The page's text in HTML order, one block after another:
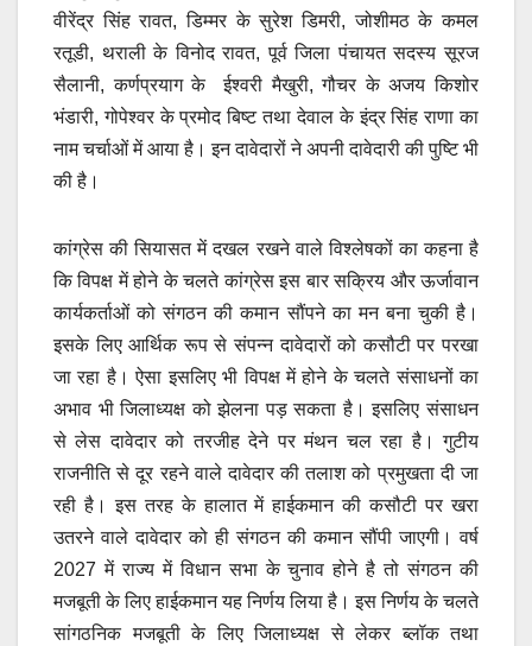
वीरेंद्र सिंह रावत, डिम्मर के सुरेश डिमरी, जोशीमठ के कमल
रतूडी, थराली के विनोद रावत, पूर्व जिला पंचायत सदस्य सूरज
सैलानी, कर्णप्रयाग के ईश्वरी मैखुरी, गौचर के अजय किशोर
भंडारी, गोपेश्वर के प्रमोद बिष्ट तथा देवाल के इंद्र सिंह राणा का
नाम चर्चाओं में आया है। इन दावेदारों ने अपनी दावेदारी की पुष्टि भी
की है।
कांग्रेस की सियासत में दखल रखने वाले विश्लेषकों का कहना है
कि विपक्ष में होने के चलते कांग्रेस इस बार सक्रिय और ऊर्जावान
कार्यकर्ताओं को संगठन की कमान सौंपने का मन बना चुकी है।
इसके लिए आर्थिक रूप से संपन्न दावेदारों को कसौटी पर परखा
जा रहा है। ऐसा इसलिए भी विपक्ष में होने के चलते संसाधनों का
अभाव भी जिलाध्यक्ष को झेलना पड़ सकता है। इसलिए संसाधन
से लेस दावेदार को तरजीह देने पर मंथन चल रहा है। गुटीय
राजनीति से दूर रहने वाले दावेदार की तलाश को प्रमुखता दी जा
रही है। इस तरह के हालात में हाईकमान की कसौटी पर खरा
उतरने वाले दावेदार को ही संगठन की कमान सौंपी जाएगी। वर्ष
2027 में राज्य में विधान सभा के चुनाव होने है तो संगठन की
मजबूती के लिए हाईकमान यह निर्णय लिया है। इस निर्णय के चलते
सांगठनिक मजबूती के लिए जिलाध्यक्ष से लेकर ब्लॉक तथा